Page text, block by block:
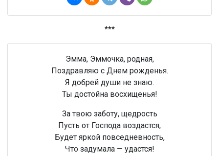
***
Эмма, Эммочка, родная,
Поздравляю с Днем рожденья.
Я добрей души не знаю.
Ты достойна восхищенья!
За твою заботу, щедрость
Пусть от Господа воздастся,
Будет яркой повседневность,
Что задумала — удастся!